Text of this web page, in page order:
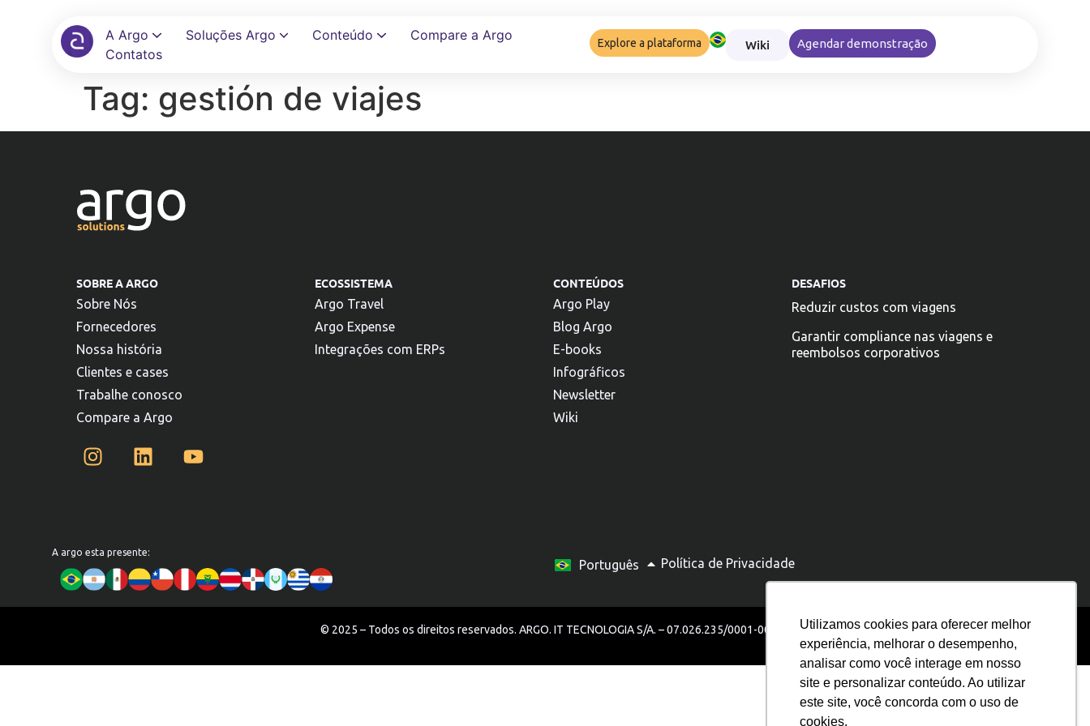
Utilizamos cookies para oferecer melhor
experiência, melhorar o desempenho,
analisar como você interage em nosso
site e personalizar conteúdo. Ao utilizar
este site, você concorda com o uso de
cookies.
A Argo Soluções Argo Conteúdo
Compare a Argo
Contatos
Explore a plataforma Wiki Agendar demonstração
Tag: gestión de viajes
SOBRE A ARGO
Sobre Nós
Fornecedores
Nossa história
Clientes e cases
Trabalhe conosco
Compare a Argo
ECOSSISTEMA
Argo Travel
Argo Expense
Integrações com ERPs
CONTEÚDOS
Argo Play
Blog Argo
E-books
Infográficos
Newsletter
Wiki
DESAFIOS
Reduzir custos com viagens
Garantir compliance nas viagens e
reembolsos corporativos
A argo esta presente:
Português
Español
Política de Privacidade
© 2025 – Todos os direitos reservados. ARGO. IT TECNOLOGIA S/A. – 07.026.235/0001-00